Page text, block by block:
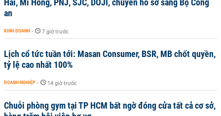
Hải, Mi Hồng, PNJ, SJC, DOJI, chuyển hồ sơ sang Bộ Công
an
KINH DOANH - 7 giờ trước
Lịch cổ tức tuần tới: Masan Consumer, BSR, MB chốt quyền,
tỷ lệ cao nhất 100%
DOANH NGHIỆP - 14 giờ trước
Chuỗi phòng gym tại TP HCM bất ngờ đóng cửa tất cả cơ sở,